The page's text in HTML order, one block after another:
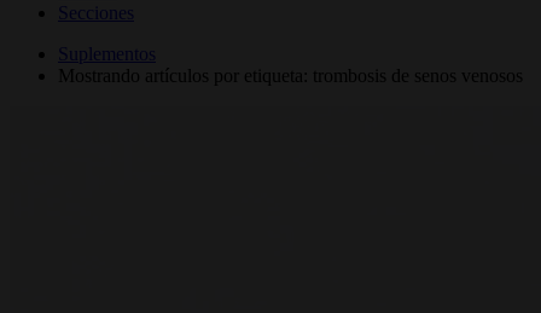
Secciones
Suplementos
Mostrando artículos por etiqueta: trombosis de senos venosos